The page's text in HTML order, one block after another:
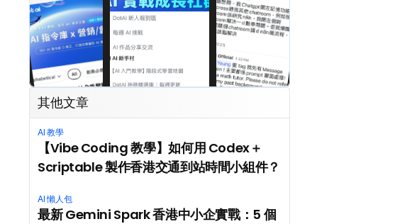
其他文章
AI 教學
【Vibe Coding 教學】如何用 Codex＋
Scriptable 製作香港交通到站時間小組件？
AI 懶人包
最新 Gemini Spark 香港中小企實戰：5 個